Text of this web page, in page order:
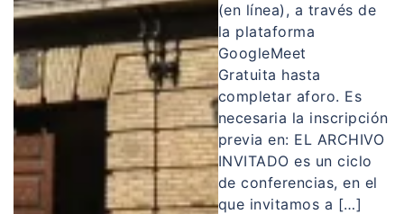
(en línea), a través de
la plataforma
GoogleMeet
Gratuita hasta
completar aforo. Es
necesaria la inscripción
previa en: EL ARCHIVO
INVITADO es un ciclo
de conferencias, en el
que invitamos a […]